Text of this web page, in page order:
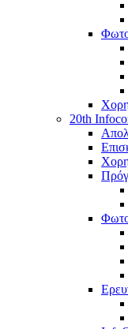
20th